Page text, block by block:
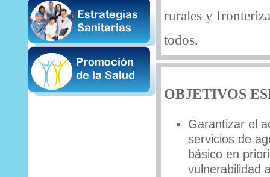
rurales y
todos.
OBJETIVOS
Garantizar el
servicios de
básico en
vulnerabilidad